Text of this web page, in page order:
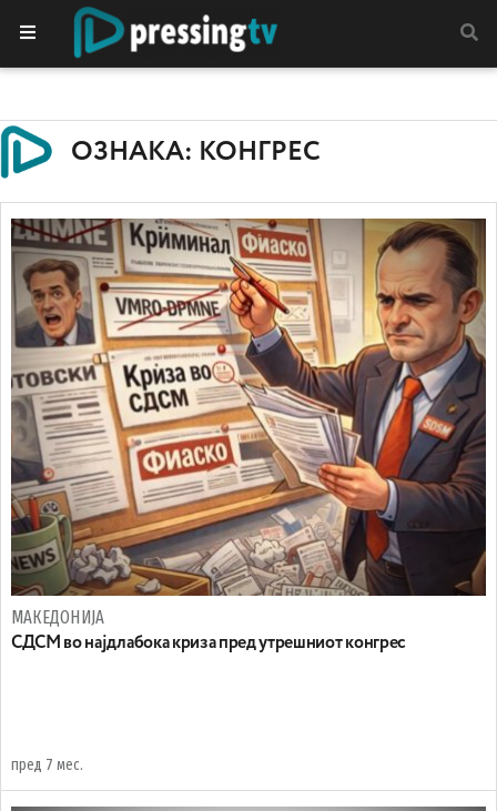
ОЗНАКА: КОНГРЕС
МАКЕДОНИЈА
СДСМ во најдлабока криза пред утрешниот конгрес
пред 7 мес.